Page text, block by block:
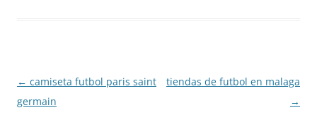
Navegación
de
← camiseta futbol paris saint
germain
tiendas de futbol en malaga
→